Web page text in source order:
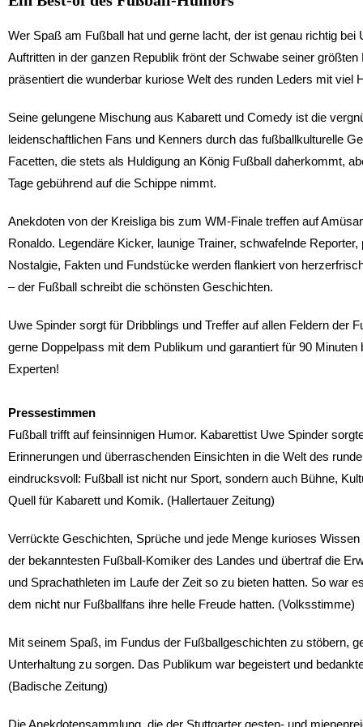
Wer Spaß am Fußball hat und gerne lacht, der ist genau richtig bei
Auftritten in der ganzen Republik frönt der Schwabe seiner
präsentiert die wunderbar kuriose Welt des runden Leders mit viel
Seine gelungene Mischung aus Kabarett und Comedy ist die
leidenschaftlichen Fans und Kenners durch das fußballkulturelle
Facetten, die stets als Huldigung an König Fußball daherkommt,
Tage gebührend auf die Schippe nimmt.
Anekdoten von der Kreisliga bis zum WM-Finale treffen auf
Ronaldo. Legendäre Kicker, launige Trainer, schwafelnde
Nostalgie, Fakten und Fundstücke werden flankiert von
– der Fußball schreibt die schönsten Geschichten.
Uwe Spinder sorgt für Dribblings und Treffer auf allen Feldern der
gerne Doppelpass mit dem Publikum und garantiert für 90
Experten!
Pressestimmen
Fußball trifft auf feinsinnigen Humor. Kabarettist Uwe Spinder
Erinnerungen und überraschenden Einsichten in die Welt des
eindrucksvoll: Fußball ist nicht nur Sport, sondern auch Bühne,
Quell für Kabarett und Komik. (Hallertauer Zeitung)
Verrückte Geschichten, Sprüche und jede Menge kurioses
der bekanntesten Fußball-Komiker des Landes und übertraf die
und Sprachathleten im Laufe der Zeit so zu bieten hatten. So war
dem nicht nur Fußballfans ihre helle Freude hatten. (Volksstimme)
Mit seinem Spaß, im Fundus der Fußballgeschichten zu stöbern,
Unterhaltung zu sorgen. Das Publikum war begeistert und
(Badische Zeitung)
Die Anekdotensammlung, die der Stuttgarter gesten- und